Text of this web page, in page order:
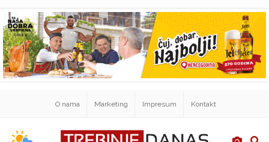
O nama Marketing Impresum Kontakt